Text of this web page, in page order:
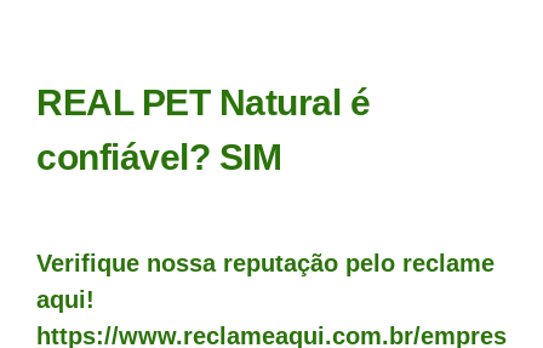
REAL PET Natural é
confiável? SIM
Verifique nossa reputação pelo reclame
aqui!
https://www.reclameaqui.com.br/empres